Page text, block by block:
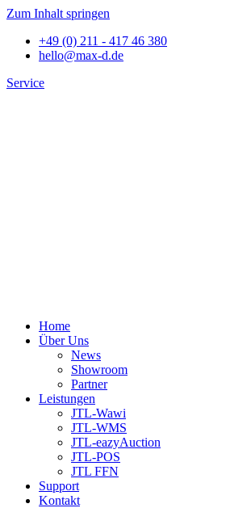
Zum Inhalt springen
+49 (0) 211 - 417 46 380
hello@max-d.de
Service
Home
Über Uns
News
Showroom
Partner
Leistungen
JTL-Wawi
JTL-WMS
JTL-eazyAuction
JTL-POS
JTL FFN
Support
Kontakt